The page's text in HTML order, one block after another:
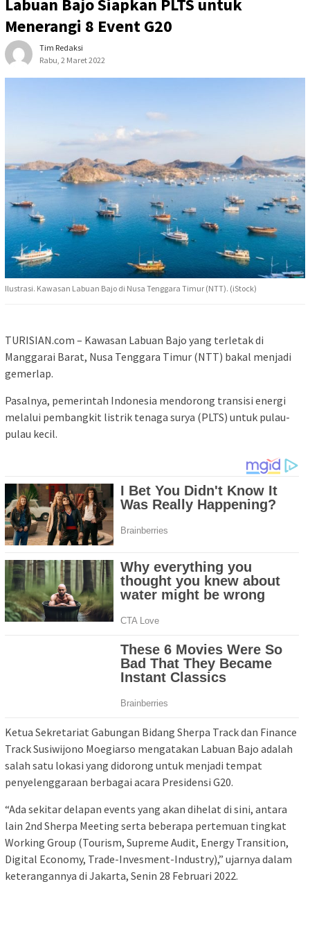
Labuan Bajo Siapkan PLTS untuk
Menerangi 8 Event G20
Tim Redaksi
Rabu, 2 Maret 2022
Ilustrasi. Kawasan Labuan Bajo di Nusa Tenggara Timur (NTT). (iStock)
TURISIAN.com – Kawasan Labuan Bajo yang terletak di
Manggarai Barat, Nusa Tenggara Timur (NTT) bakal menjadi
gemerlap.
Pasalnya, pemerintah Indonesia mendorong transisi energi
melalui pembangkit listrik tenaga surya (PLTS) untuk pulau-
pulau kecil.
Ketua Sekretariat Gabungan Bidang Sherpa Track dan Finance
Track Susiwijono Moegiarso mengatakan Labuan Bajo adalah
salah satu lokasi yang didorong untuk menjadi tempat
penyelenggaraan berbagai acara Presidensi G20.
“Ada sekitar delapan events yang akan dihelat di sini, antara
lain 2nd Sherpa Meeting serta beberapa pertemuan tingkat
Working Group (Tourism, Supreme Audit, Energy Transition,
Digital Economy, Trade-Invesment-Industry),” ujarnya dalam
keterangannya di Jakarta, Senin 28 Februari 2022.